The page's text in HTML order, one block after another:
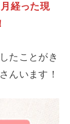
経った現
たことがき
んいます！